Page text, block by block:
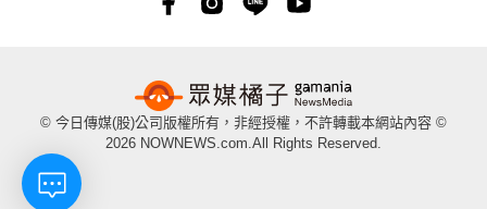
© 今日傳媒(股)公司版權所有，非經授權，不許轉載本網站內容 ©
2026 NOWNEWS.com.All Rights Reserved.